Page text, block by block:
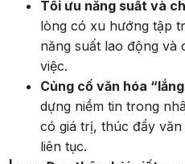
Tối ưu năng suất và
lòng có xu hướng tập
năng suất lao động và
việc.
Củng cố văn hóa
dựng niềm tin trong
có giá trị, thúc đẩy
liên tục.